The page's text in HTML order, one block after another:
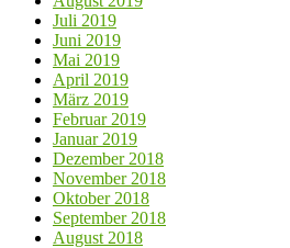
Juli 2019
Juni 2019
Mai 2019
April 2019
März 2019
Februar 2019
Januar 2019
Dezember 2018
November 2018
Oktober 2018
September 2018
August 2018